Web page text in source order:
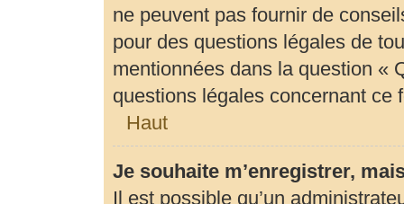
ne peuvent pas fournir de
pour des questions légales de
mentionnées dans la question «
questions légales concernant ce
Haut
Je souhaite m’enregistrer,
Il est possible qu’un